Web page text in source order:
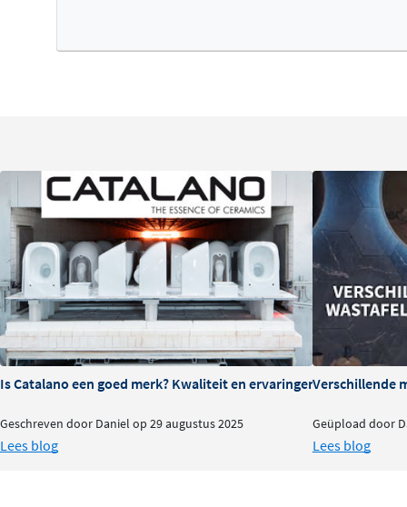
waterniveau te hoog wordt, wordt overtollig water
Veelzijdige montagemogelijkheden
De Unit kan zowel vrijhangend worden gemonteerd als
passende INK onderkast. Dankzij de keuze voor een
kraangat is de wastafel te combineren met zowel
Met breedtematen van 60 tot 120 centimeter is er altijd
kleine badkamers tot compacte luxe ruimtes
Is Catalano een goed merk? Kwaliteit en ervaringen
Geschreven door Daniel op 29 augustus 2025
Lees blog
Verschillende
Geüpload door
Lees blog